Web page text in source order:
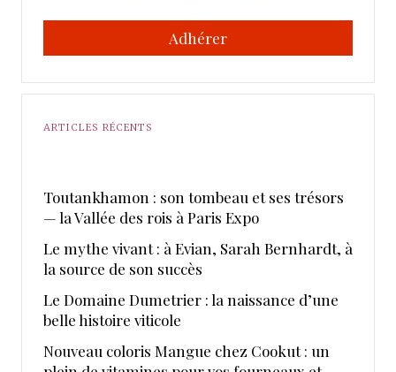
Adhérer
ARTICLES RÉCENTS
Toutankhamon : son tombeau et ses trésors
— la Vallée des rois à Paris Expo
Le mythe vivant : à Evian, Sarah Bernhardt, à
la source de son succès
Le Domaine Dumetrier : la naissance d’une
belle histoire viticole
Nouveau coloris Mangue chez Cookut : un